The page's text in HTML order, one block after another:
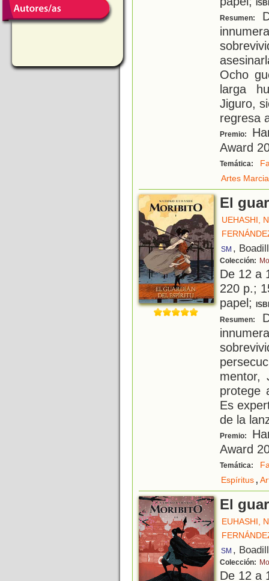
Resumen:
Ocho
larga
Jiguro,
regresa
Premio:
Award
Temática:
Artes
El
UEHASHI,
SM ,
Colección:
De 12 a
220 p.;
papel;
Resumen:
mentor,
protege
Es
de la
Premio:
Award
Temática:
Espíritus,
El
EUHASHI,
SM ,
Colección:
De 12 a